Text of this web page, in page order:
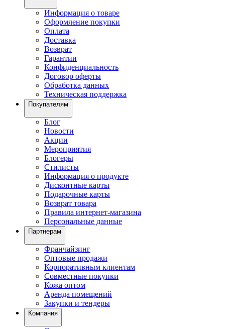
Информация о товаре
Оформление покупки
Оплата
Доставка
Возврат
Гарантии
Конфиденциальность
Договор оферты
Обработка данных
Техническая поддержка
Покупателям
Блог
Новости
Акции
Мероприятия
Блогеры
Стилисты
Информация о продукте
Дисконтные карты
Подарочные карты
Возврат товара
Правила интернет-магазина
Персональные данные
Партнерам
Франчайзинг
Оптовые продажи
Корпоративным клиентам
Совместные покупки
Кожа оптом
Аренда помещений
Закупки и тендеры
Компания